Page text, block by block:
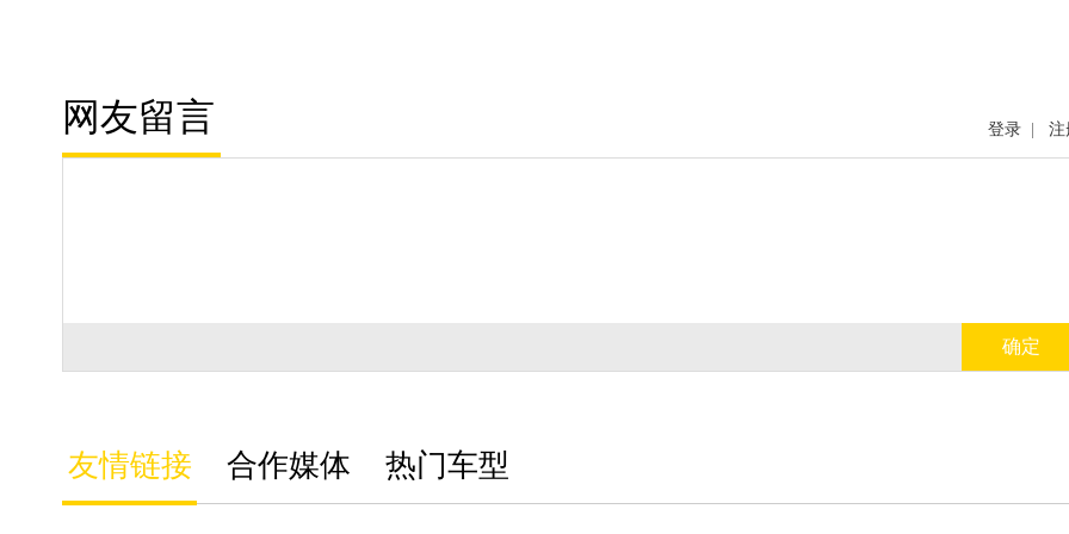
网友留言 登录 注
确定
友情链接 合作媒体 热门车型